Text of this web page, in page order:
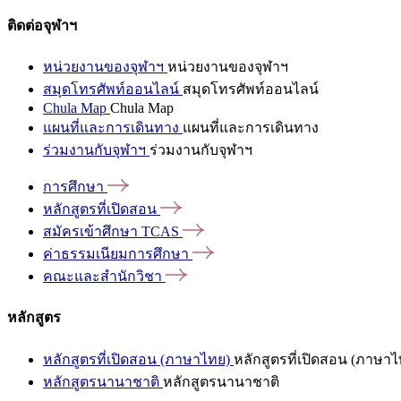
ติดต่อจุฬาฯ
หน่วยงานของจุฬาฯ หน่วยงานของจุฬาฯ
สมุดโทรศัพท์ออนไลน์ สมุดโทรศัพท์ออนไลน์
Chula Map Chula Map
แผนที่และการเดินทาง แผนที่และการเดินทาง
ร่วมงานกับจุฬาฯ ร่วมงานกับจุฬาฯ
การศึกษา
หลักสูตรที่เปิดสอน
สมัครเข้าศึกษา TCAS
ค่าธรรมเนียมการศึกษา
คณะและสำนักวิชา
หลักสูตร
หลักสูตรที่เปิดสอน (ภาษาไทย) หลักสูตรที่เปิดสอน (ภาษาไ
หลักสูตรนานาชาติ หลักสูตรนานาชาติ